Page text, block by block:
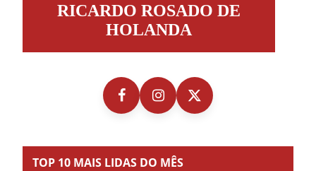
RosadoRICARDO ROSADO DE
HOLANDA
TOP 10 MAIS LIDAS DO MÊS